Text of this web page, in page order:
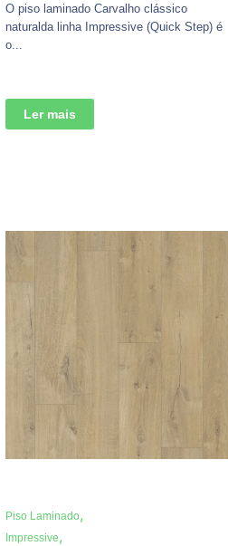
O piso laminado Carvalho clássico
naturalda linha Impressive (Quick Step) é
o...
Ler mais
Piso Laminado,
Impressive,